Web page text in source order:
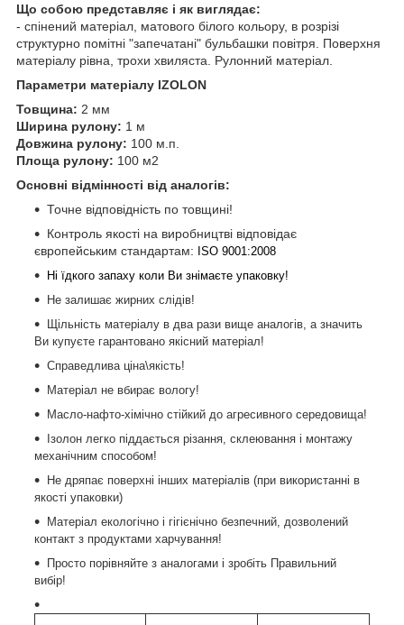
Що собою представляє і як виглядає:
- спінений матеріал, матового білого кольору, в розрізі
структурно помітні "запечатані" бульбашки повітря. Поверхня
матеріалу рівна, трохи хвиляста. Рулонний матеріал.
Параметри матеріалу IZOLON
Товщина: 2 мм
Ширина рулону: 1 м
Довжина рулону: 100 м.п.
Площа рулону: 100 м2
Основні відмінності від аналогів:
Точне відповідність по товщині!
Контроль якості на виробництві відповідає
європейським стандартам: ISO 9001:2008
Ні їдкого запаху коли Ви знімаєте упаковку!
Не залишає жирних слідів!
Щільність матеріалу в два рази вище аналогів, а значить
Ви купуєте гарантовано якісний матеріал!
Справедлива ціна\якість!
Матеріал не вбирає вологу!
Масло-нафто-хімічно стійкий до агресивного середовища!
Ізолон легко піддається різання, склеювання і монтажу
механічним способом!
Не дряпає поверхні інших матеріалів (при використанні в
якості упаковки)
Матеріал екологічно і гігієнічно безпечний, дозволений
контакт з продуктами харчування!
Просто порівняйте з аналогами і зробіть Правильний
вибір!